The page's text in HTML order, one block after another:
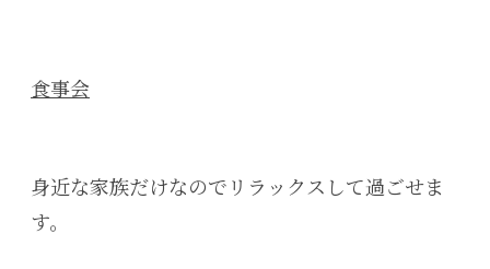
食事会
身近な家族だけなのでリラックスして過ごせま
す。